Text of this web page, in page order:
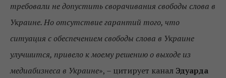
требовали не допустить сворачивания свободы слова в
Украине. Но отсутствие гарантий того, что
ситуация с обеспечением свободы слова в Украине
улучшится, привело к моему решению о выходе из
медиабизнеса в Украине», – цитирует канал Эдуарда